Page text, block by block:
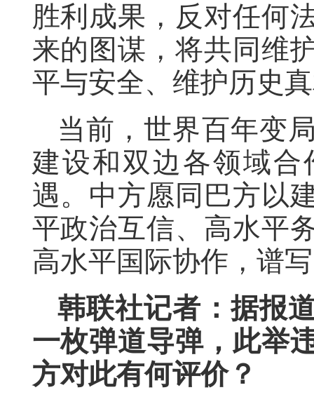
胜利成果，反对任何
来的图谋，将共同维
平与安全、维护历史
当前，世界百年变
建设和双边各领域
遇。中方愿同巴方以
平政治互信、高水平
高水平国际协作，谱
韩联社记者：据报
一枚弹道导弹，此举
方对此有何评价？